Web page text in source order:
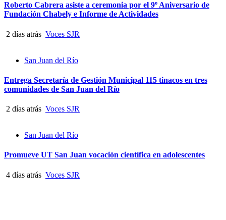
Roberto Cabrera asiste a ceremonia por el 9º Aniversario de
Fundación Chabely e Informe de Actividades
2 días atrás Voces SJR
San Juan del Río
Entrega Secretaría de Gestión Municipal 115 tinacos en tres
comunidades de San Juan del Río
2 días atrás Voces SJR
San Juan del Río
Promueve UT San Juan vocación científica en adolescentes
4 días atrás Voces SJR